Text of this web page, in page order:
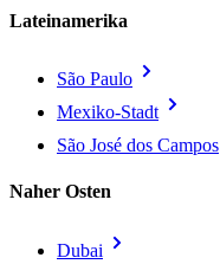
Lateinamerika
São Paulo
Mexiko-Stadt
São José dos Campos
Naher Osten
Dubai